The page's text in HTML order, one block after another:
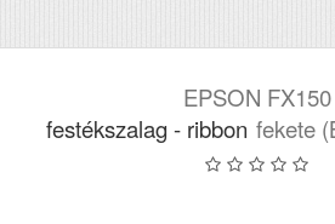
EPSON FX150
festékszalag - ribbon fekete